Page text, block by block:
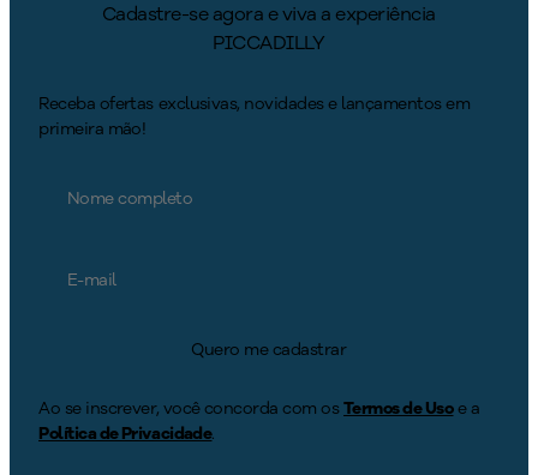
Cadastre-se agora e viva a experiência
PICCADILLY
Receba ofertas exclusivas, novidades e lançamentos em
primeira mão!
Quero me cadastrar
Ao se inscrever, você concorda com osTermos de Usoe a
Política de Privacidade.